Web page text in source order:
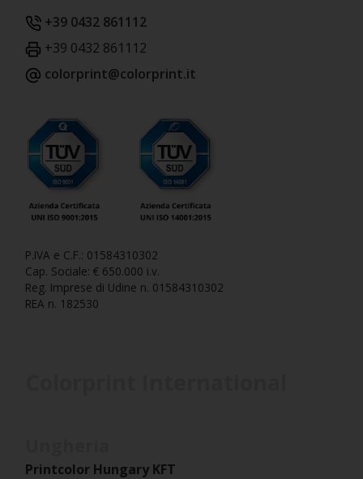
+39 0432 861112
+39 0432 861112
colorprint@colorprint.it
P.IVA e C.F.: 01584310302
Cap. Sociale: € 650.000 i.v.
Reg. Imprese di Udine n. 01584310302
REA n. 182530
Printcolor Hungary KFT